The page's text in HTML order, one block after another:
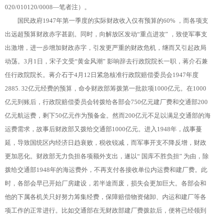
020/010120/0008—笔者注）。
国民政府1947年第一季度的实际财政收入仅有预算的60% ，而各项支
出远超预算财政赤字甚剧。同时，向解放区发动“重点进攻” ，致使军事支
出激增，进一步增加财政赤字，引发更严重的财政危机，继而又引起政局
动荡。3月1日，宋子文受“黄金风潮” 影响辞去行政院院长一职，蒋介石兼
任行政院院长。蒋介石于4月12日紧急核准行政院赔偿委员会1947年度
2885. 32亿元经费的预算，命令财政部筹拨第一批款项1000亿元。在1000
亿元到账后，行政院赔偿委员会转拨给各部会750亿元建厂费和交通部200
亿元航运费，剩下50亿元作为预备金。然而200亿元不足以满足交通部的海
运费需求，故事后财政部又拨给交通部1000亿元。进入1948年，战事蔓
延，导致国统区内经济日趋衰败，税收锐减，而军事开支不降反增，财政
更加恶化。财政部无力负担各项额外支出，遂以“ 国库不胜负担” 为由，除
拨给交通部1948年的海运费外，不再支付各接收单位内运费和建厂费。此
时，各部会早已开始厂房建设，若半途而废，损失会更加巨大。各部会和
他的下属各机关只好努力筹集经费，保障赔偿物资储卸、内运和建厂等各
项工作的正常进行。比如交通部在无财政部建厂费拨款后，便将已经领到